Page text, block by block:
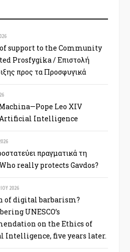
support to the Community
Prosfygika / Επιστολή
προς τα Προσφυγικά
Leo XIV
Intelligence
πραγματικά τη
really protects Gavdos?
2026
of digital barbarism?
UNESCO’s
on the Ethics of
Intelligence, five years later.